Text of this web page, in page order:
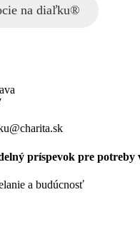
na diaľku®
príspevok pre potreby
a budúcnosť